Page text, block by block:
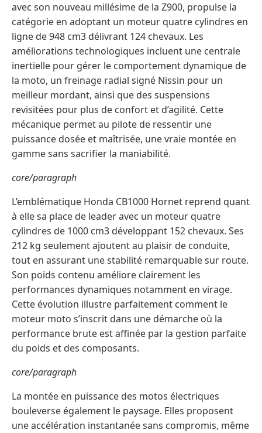
avec son nouveau millésime de la Z900, propulse la
catégorie en adoptant un moteur quatre cylindres en
ligne de 948 cm3 délivrant 124 chevaux. Les
améliorations technologiques incluent une centrale
inertielle pour gérer le comportement dynamique de
la moto, un freinage radial signé Nissin pour un
meilleur mordant, ainsi que des suspensions
revisitées pour plus de confort et d’agilité. Cette
mécanique permet au pilote de ressentir une
puissance dosée et maîtrisée, une vraie montée en
gamme sans sacrifier la maniabilité.
core/paragraph
L’emblématique Honda CB1000 Hornet reprend quant
à elle sa place de leader avec un moteur quatre
cylindres de 1000 cm3 développant 152 chevaux. Ses
212 kg seulement ajoutent au plaisir de conduite,
tout en assurant une stabilité remarquable sur route.
Son poids contenu améliore clairement les
performances dynamiques notamment en virage.
Cette évolution illustre parfaitement comment le
moteur moto s’inscrit dans une démarche où la
performance brute est affinée par la gestion parfaite
du poids et des composants.
core/paragraph
La montée en puissance des motos électriques
bouleverse également le paysage. Elles proposent
une accélération instantanée sans compromis, même